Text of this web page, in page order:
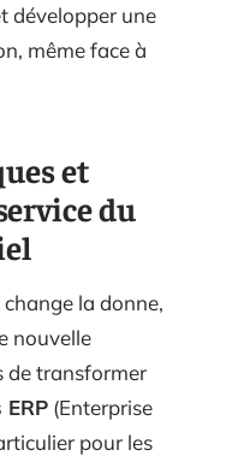
développer une
même face à
et
du
change la donne,
nouvelle
de transformer
ERP (Enterprise
pour les